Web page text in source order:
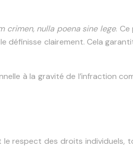
crimen, nulla poena sine lege. Ce
définisse clairement. Cela
à la gravité de l’infraction
respect des droits individuels,